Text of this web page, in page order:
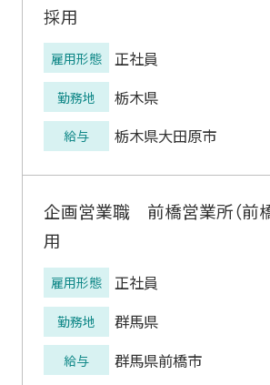
採用
雇用形態 正社員
勤務地 栃木県
給与 栃木県大田原市
企画営業職 前橋営業所（前
用
雇用形態 正社員
勤務地 群馬県
給与 群馬県前橋市